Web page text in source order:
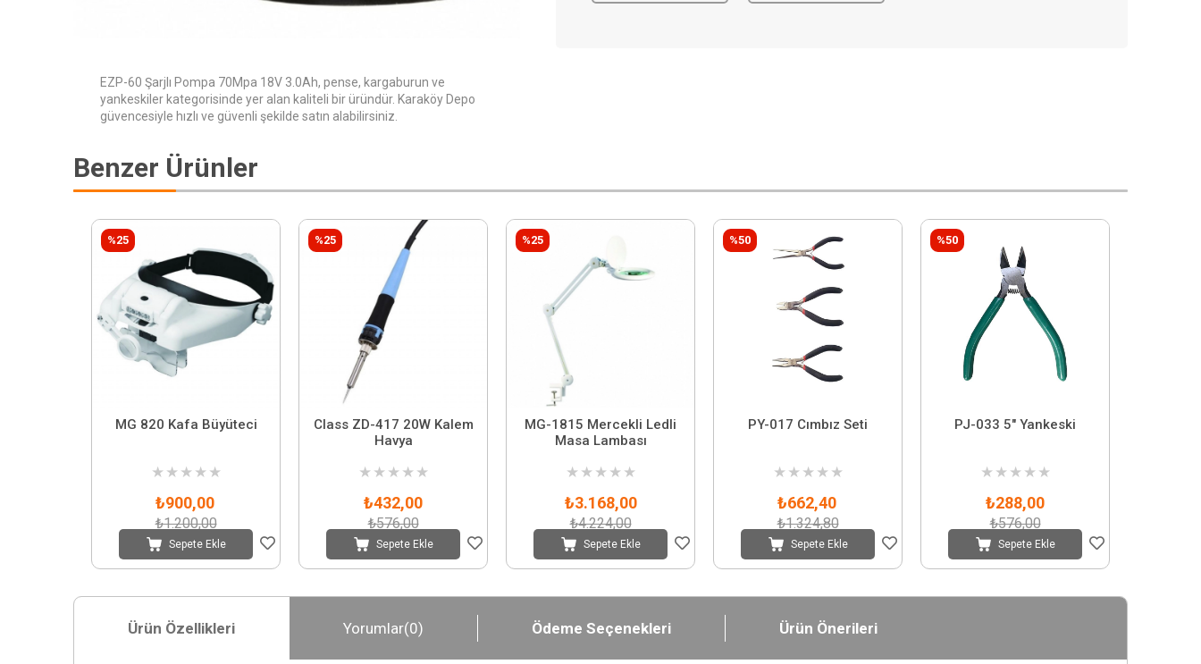
EZP-60 Şarjlı Pompa 70Mpa 18V 3.0Ah, pense, kargaburun ve
yankeskiler kategorisinde yer alan kaliteli bir üründür. Karaköy Depo
güvencesiyle hızlı ve güvenli şekilde satın alabilirsiniz.
Benzer Ürünler
MG 820 Kafa Büyüteci
★ ★ ★ ★ ★
₺900,00
₺1.200,00
Sepete Ekle
%25
Class ZD-417 20W Kalem
Havya
★ ★ ★ ★ ★
₺432,00
₺576,00
Sepete Ekle
%25
MG-1815 Mercekli Ledli
Masa Lambası
★ ★ ★ ★ ★
₺3.168,00
₺4.224,00
Sepete Ekle
%25
PY-017 Cımbız Seti
★ ★ ★ ★ ★
₺662,40
₺1.324,80
Sepete Ekle
%50
PJ-033 5" Yankeski
★ ★ ★ ★ ★
₺288,00
₺576,00
Sepete Ekle
%50
Ürün Özellikleri Yorumlar(0) Ödeme Seçenekleri Ürün Önerileri